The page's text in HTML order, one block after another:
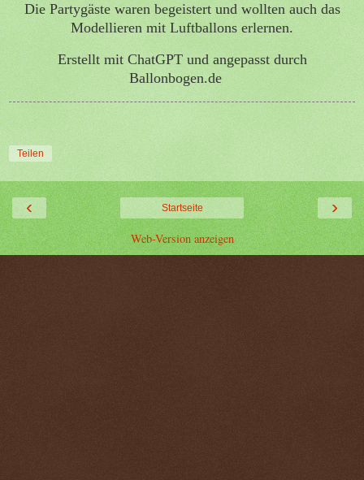
Die Partygäste waren begeistert und wollten auch das
Modellieren mit Luftballons erlernen.
Erstellt mit ChatGPT und angepasst durch
Ballonbogen.de
Teilen
‹ ›
Startseite
Web-Version anzeigen